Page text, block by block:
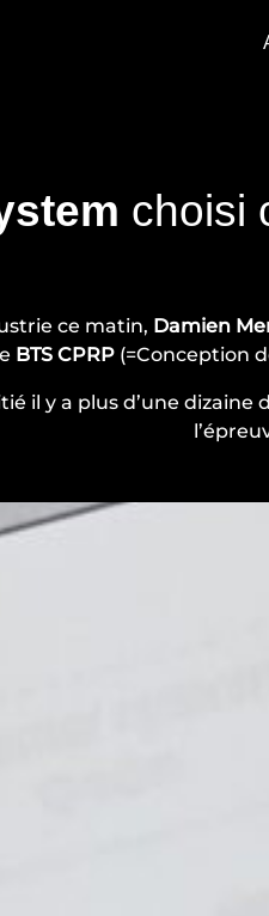
choisi
ce matin, Damien
BTS CPRP (=Conception
il y a plus d’une dizaine